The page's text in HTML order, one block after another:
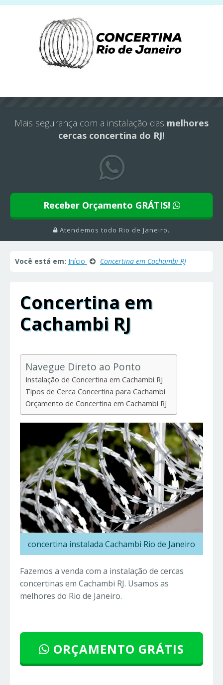
Mais segurança com a instalação das melhores
cercas concertina do RJ!
Receber Orçamento GRÁTIS!
Atendemos todo Rio de Janeiro.
Você está em: Início Concertina em Cachambi RJ
Concertina em
Cachambi RJ
Navegue Direto ao Ponto
Instalação de Concertina em Cachambi RJ
Tipos de Cerca Concertina para Cachambi
Orçamento de Concertina em Cachambi RJ
concertina instalada Cachambi Rio de Janeiro
Fazemos a venda com a instalação de cercas
concertinas em Cachambi RJ. Usamos as
melhores do Rio de Janeiro.
ORÇAMENTO GRÁTIS
para lembrar e entender como você usa nosso
site, analisar seu uso de nossos produtos e
serviços, ajudar com nossos esforços de
marketing e fornecer conteúdo de terceiros. Leia
Política de Cookies e Privacidade